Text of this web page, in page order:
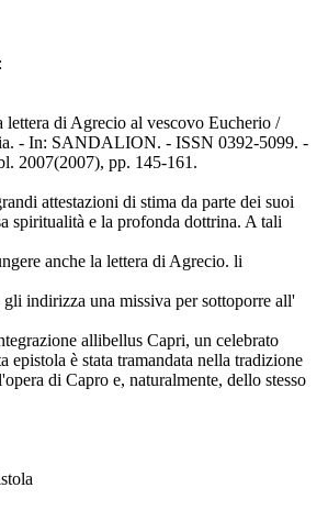
lettera di Agrecio al vescovo Eucherio /
- In: SANDALION. - ISSN 0392-5099. -
2007(2007), pp. 145-161.
attestazioni di stima da parte dei suoi
spiritualità e la profonda dottrina. A tali
anche la lettera di Agrecio. li
gli indirizza una missiva per sottoporre all'
allibellus Capri, un celebrato
epistola è stata tramandata nella tradizione
di Capro e, naturalmente, dello stesso